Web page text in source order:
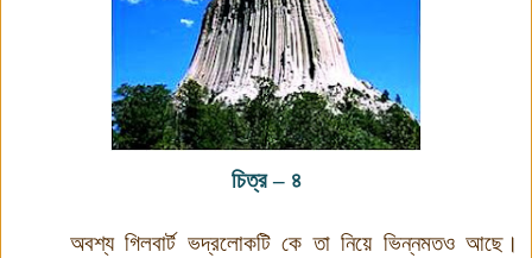
চিত্র–৪
অবশ্য গিলবার্ট ভদ্রলোকটি কে তা নিয়ে ভিন্নমতও আছে ।